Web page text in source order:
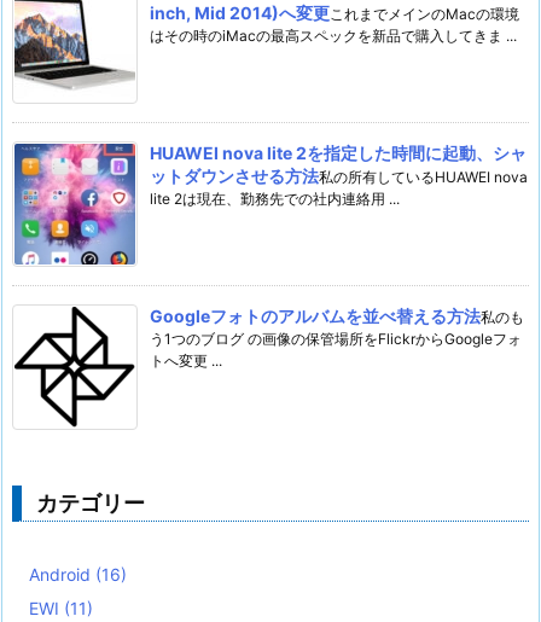
inch, Mid 2014)へ変更これまでメインのMacの環境
はその時のiMacの最高スペックを新品で購入してきま ...
HUAWEI nova lite 2を指定した時間に起動、シャ
ットダウンさせる方法私の所有しているHUAWEI nova
lite 2は現在、勤務先での社内連絡用 ...
Googleフォトのアルバムを並べ替える方法私のも
う1つのブログ の画像の保管場所をFlickrからGoogleフォ
トへ変更 ...
カテゴリー
Android (16)
EWI (11)